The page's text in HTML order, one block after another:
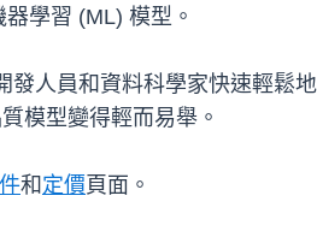
學習 (ML) 模型。
人員和資料科學家快速輕鬆
模型變得輕而易舉。
和 定價 頁面。